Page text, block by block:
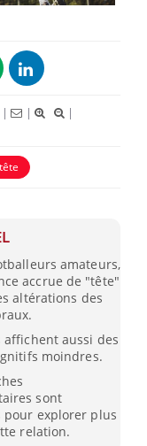
| |
|
tête
amateurs,
accrue de "tête"
altérations des
affichent aussi des
moindres.
sont
pour explorer plus
relation.